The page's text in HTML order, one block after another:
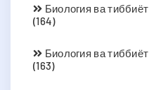
Биология ва
(164)
Биология ва
(163)